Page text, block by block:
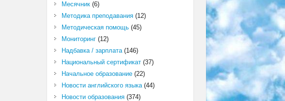
Месячник(6)
Методика преподавания(12)
Методическая помощь(45)
Мониторинг(12)
Надбавка / зарплата(146)
Национальный сертификат(37)
Начальное образование(22)
Новости английского языка(44)
Новости образования(374)